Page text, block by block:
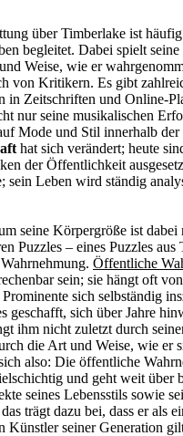
über Timberlake ist
begleitet. Dabei spielt
Weise, wie er
von Kritikern. Es gibt
in Zeitschriften und Online-
nur seine musikalischen
Mode und Stil innerhalb der
hat sich verändert; heute
der Öffentlichkeit
sein Leben wird ständig
seine Körpergröße ist
Puzzles – eines Puzzles aus
Öffentliche
sein; sie hängt oft
sich selbständig
geschafft, sich über Jahre
ihm nicht zuletzt durch
die Art und Weise, wie er
also: Die öffentliche
und geht weit über
seines Lebensstils sowie
trägt dazu bei, dass er als
Künstler seiner Generation